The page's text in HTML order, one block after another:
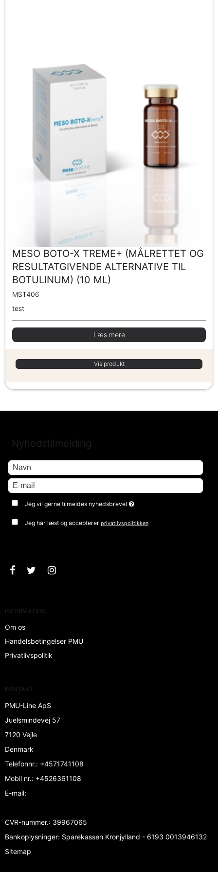
MESO BOTO-X TREME+ (MÅLRETTET OG
RESULTATGIVENDE ALTERNATIVE TIL
BOTULINUM) (10 ML)
MST406
test
Læs mere
Vis produkt
Nyhedstilmelding
Jeg vil gerne tilmeldes nyhedsbrevet
Jeg har læst og acceptererprivatlivspolitikken
INFORMATION
Om os
Handelsbetingelser PMU
Privatlivspolitik
KONTAKT
PMU-Line ApS
Juelsmindevej 57
7120 Vejle
Denmark
Telefonnr.: +4571741108
Mobil nr.: +4526361108
E-mail:
CVR-nummer.: 39967065
Bankoplysninger: Sparekassen Kronjylland - 6193 0013946132
Sitemap